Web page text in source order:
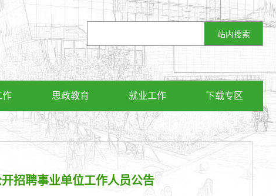
作 思政教育 就业工作 下载专区
招聘事业单位工作人员公告